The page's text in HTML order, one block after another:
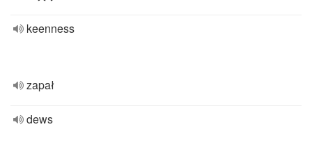
keenness
zapał
dews